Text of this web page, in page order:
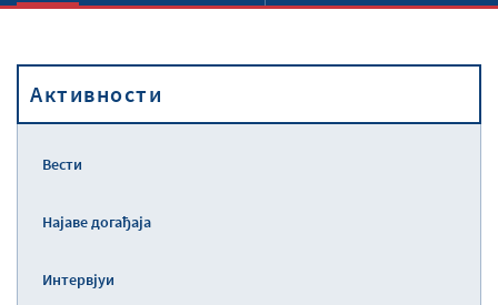
Активности
Прописи
Активности
Вести
Најаве догађаја
Интервјуи